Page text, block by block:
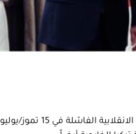
بالتوازي مع سرعة المتغيرات في المشهد التركي الداخلي بعد المحاولة الانقلابية الفاشلة في 15 تموز/يوليو